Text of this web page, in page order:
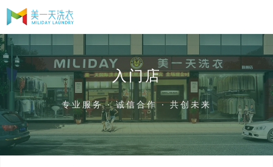
入门店
专业服务 · 诚信合作 · 共创未来